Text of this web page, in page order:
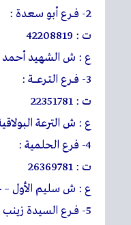
2- فــرع أبو سعدة :
ت : 42208819
ع : ش الشهيد أحمد
3- فــرع التـرعـــــة :
ت : 22351781
ع : ش الترعة
4- فرع الحلمية :
ت : 26369781
ع : ش سليم الأول –
5- فــرع السيدة زينب :